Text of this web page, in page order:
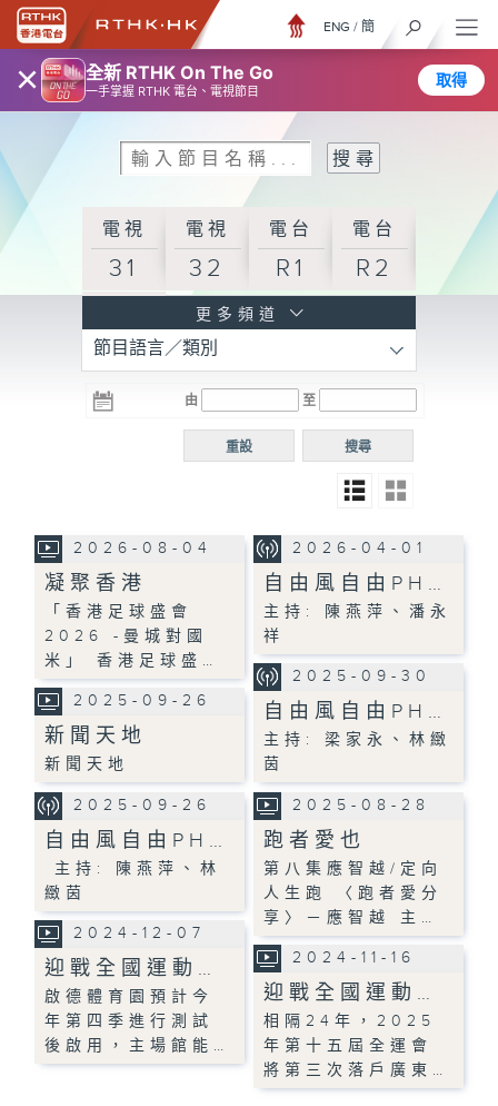
× 全新 RTHK On The Go
一手掌握 RTHK 電台、電視節目
取得
ENG / 簡
電視
31
電視
32
電台
R1
電台
R2
R3
電台 電台
R5
電台
普通
更多頻道
節目語言／類別
由 至
搜尋
重設
2026-08-04
凝聚香港
「香港足球盛會
2026 -曼城對國
米」 香港足球盛…
2026-04-01
自由風自由PH…
主持: 陳燕萍、潘永
祥
2025-09-30
自由風自由PH…
主持: 梁家永、林緻
茵
2025-09-26
新聞天地
新聞天地
2025-09-26
自由風自由PH…
主持: 陳燕萍、林
緻茵
2025-08-28
跑者愛也
第八集應智越/定向
人生跑 〈跑者愛分
享〉－應智越 主…
2024-12-07
迎戰全國運動…
啟德體育園預計今
年第四季進行測試
後啟用，主場館能…
2024-11-16
迎戰全國運動…
相隔24年，2025
年第十五屆全運會
將第三次落戶廣東…